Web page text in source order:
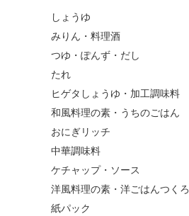
しょうゆ
みりん・料理酒
つゆ・ぽんず・だし
たれ
ヒゲタしょうゆ・加工調味料
和風料理の素・うちのごはん
おにぎリッチ
中華調味料
ケチャップ・ソース
洋風料理の素・洋ごはんつくろ
紙パック